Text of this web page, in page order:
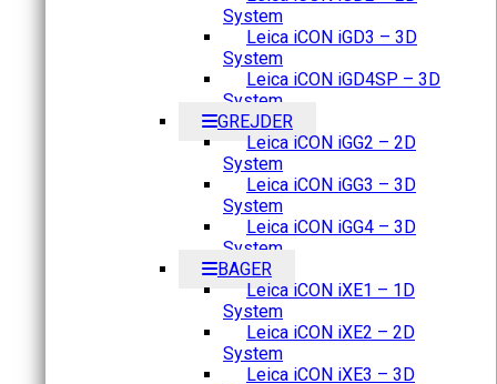
System
Leica iCON iGD3 – 3D
System
Leica iCON iGD4SP – 3D
System
GREJDER
Leica iCON iGG2 – 2D
System
Leica iCON iGG3 – 3D
System
Leica iCON iGG4 – 3D
System
BAGER
Leica iCON iXE1 – 1D
System
Leica iCON iXE2 – 2D
System
Leica iCON iXE3 – 3D